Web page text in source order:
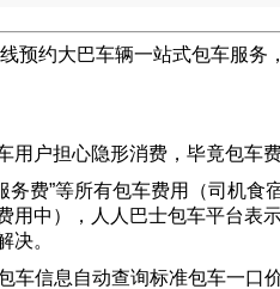
预约大巴车辆一站式包车服
户担心隐形消费，毕竟包车
务费”等所有包车费用（司机
中），人人巴士包车平台
决。
信息自动查询标准包车一